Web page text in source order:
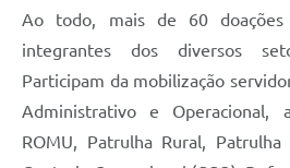
Ao todo, mais de 60 doações
integrantes dos diversos
Participam da mobilização
Administrativo e Operacional,
ROMU, Patrulha Rural,